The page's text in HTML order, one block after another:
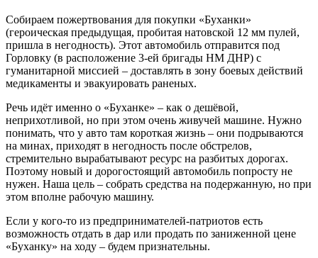
Собираем пожертвования для покупки «Буханки»
(героическая предыдущая, пробитая натовской 12 мм пулей,
пришла в негодность). Этот автомобиль отправится под
Горловку (в расположение 3-ей бригады НМ ДНР) с
гуманитарной миссией – доставлять в зону боевых действий
медикаменты и эвакуировать раненых.
Речь идёт именно о «Буханке» – как о дешёвой,
неприхотливой, но при этом очень живучей машине. Нужно
понимать, что у авто там короткая жизнь – они подрываются
на минах, приходят в негодность после обстрелов,
стремительно вырабатывают ресурс на разбитых дорогах.
Поэтому новый и дорогостоящий автомобиль попросту не
нужен. Наша цель – собрать средства на подержанную, но при
этом вполне рабочую машину.
Если у кого-то из предпринимателей-патриотов есть
возможность отдать в дар или продать по заниженной цене
«Буханку» на ходу – будем признательны.